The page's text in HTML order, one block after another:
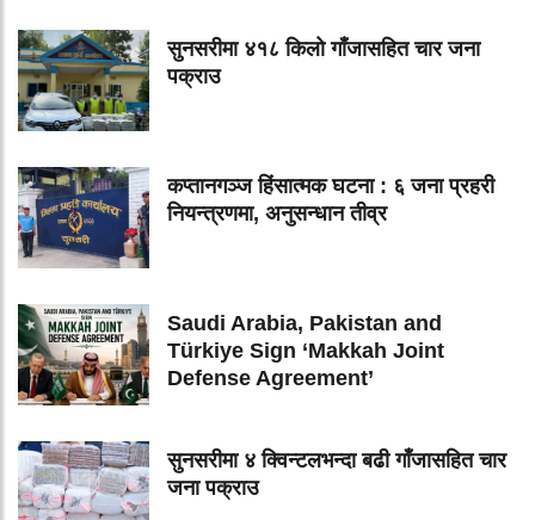
सुनसरीमा ४१८ किलो गाँजासहित चार जना
पक्राउ
कप्तानगञ्ज हिंसात्मक घटना : ६ जना प्रहरी
नियन्त्रणमा, अनुसन्धान तीव्र
Saudi Arabia, Pakistan and
Türkiye Sign ‘Makkah Joint
Defense Agreement’
सुनसरीमा ४ क्विन्टलभन्दा बढी गाँजासहित चार
जना पक्राउ